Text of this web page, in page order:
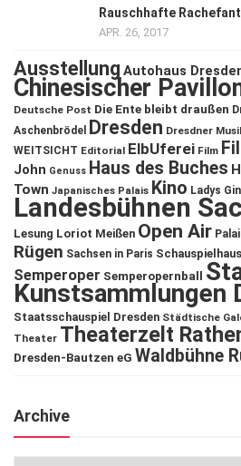
Rauschhafte
APR. 26, 2017
Ausstellung Autohaus
Chinesischer
Deutsche Post Die Ente bleibt draußen
Aschenbrödel
Dresden Dresdner
WEITSICHT Editorial ElbUferei Film
John Genuss Haus des Buches
Town Japanisches Palais Kino Ladys
Landesbühnen
Lesung Loriot Meißen Open Air
Rügen Sachsen in Paris Schauspielhaus
Semperoper Semperopernball
Kunstsammlungen
Staatsschauspiel Dresden Städtische
Theater Theaterzelt
Dresden-Bautzen eG Waldbühne
Archive